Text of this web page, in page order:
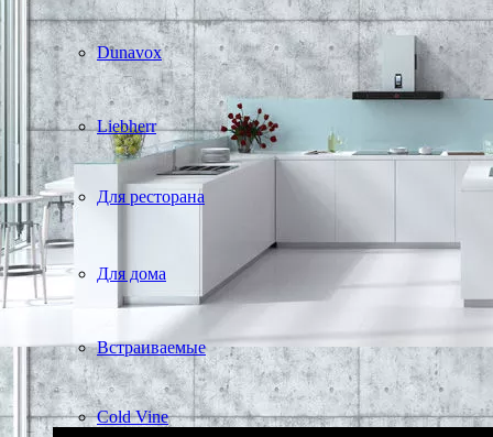
Dunavox
Liebherr
Для ресторана
Для дома
Встраиваемые
Cold Vine